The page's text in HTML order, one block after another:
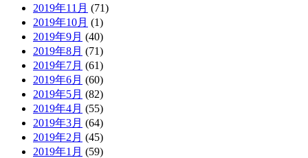
2019年11月 (71)
2019年10月 (1)
2019年9月 (40)
2019年8月 (71)
2019年7月 (61)
2019年6月 (60)
2019年5月 (82)
2019年4月 (55)
2019年3月 (64)
2019年2月 (45)
2019年1月 (59)